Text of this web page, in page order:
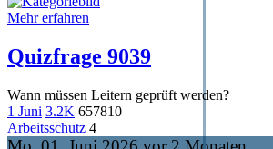
Mehr erfahren
Quizfrage 9039
Wann müssen Leitern geprüft werden?
1 Juni 3.2K 657810
Arbeitsschutz 4